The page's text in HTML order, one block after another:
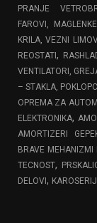
PRANJE
FAROVI,
KRILA, VEZNI
REOSTATI,
VENTILATORI,
– STAKLA,
OPREMA ZA
ELEKTRONIKA,
AMORTIZERI
BRAVE MEHANIZMI
TECNOST,
DELOVI,